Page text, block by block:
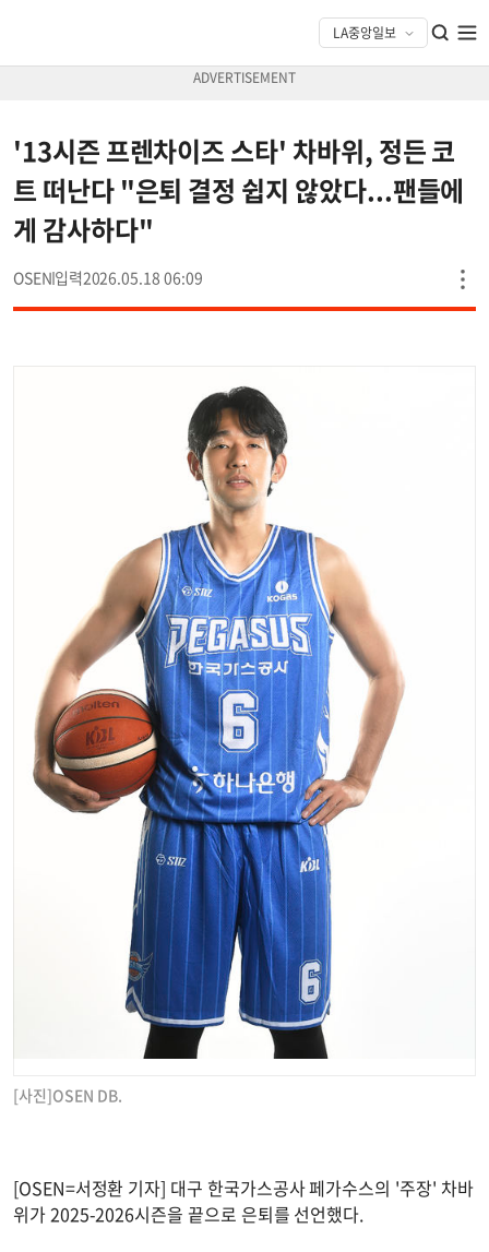
'13시즌 프렌차이즈 스타' 차바위, 정든 코
트 떠난다 "은퇴 결정 쉽지 않았다...팬들에
게 감사하다"
OSEN 2026.05.18 06:09
[사진]OSEN DB.
[OSEN=서정환 기자] 대구 한국가스공사 페가수스의 '주장' 차바
위가 2025-2026시즌을 끝으로 은퇴를 선언했다.